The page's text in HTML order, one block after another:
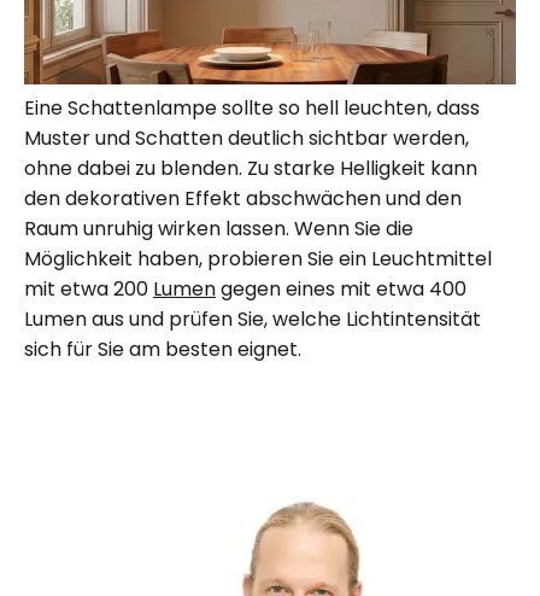
Eine Schattenlampe sollte so hell leuchten, dass
Muster und Schatten deutlich sichtbar werden,
ohne dabei zu blenden. Zu starke Helligkeit kann
den dekorativen Effekt abschwächen und den
Raum unruhig wirken lassen. Wenn Sie die
Möglichkeit haben, probieren Sie ein Leuchtmittel
mit etwa 200 Lumengegen eines mit etwa 400
Lumen aus und prüfen Sie, welche Lichtintensität
sich für Sie am besten eignet.